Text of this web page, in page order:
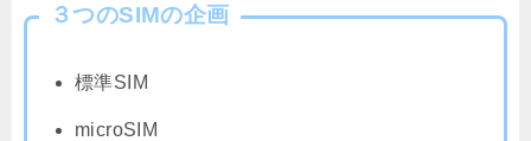
３つのSIMの企画
標準SIM
microSIM